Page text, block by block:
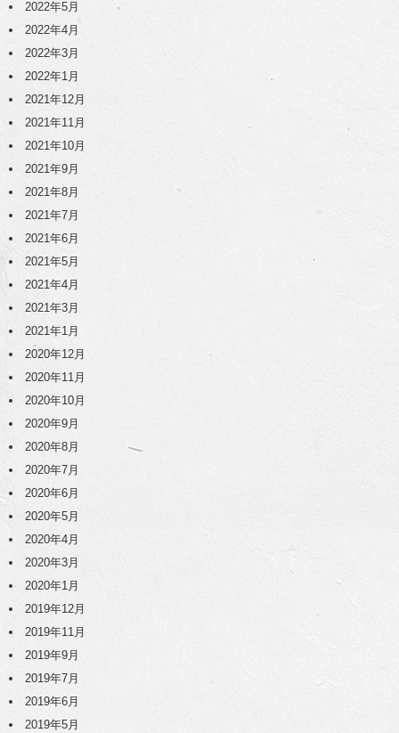
2022年5月
2022年4月
2022年3月
2022年1月
2021年12月
2021年11月
2021年10月
2021年9月
2021年8月
2021年7月
2021年6月
2021年5月
2021年4月
2021年3月
2021年1月
2020年12月
2020年11月
2020年10月
2020年9月
2020年8月
2020年7月
2020年6月
2020年5月
2020年4月
2020年3月
2020年1月
2019年12月
2019年11月
2019年9月
2019年7月
2019年6月
2019年5月